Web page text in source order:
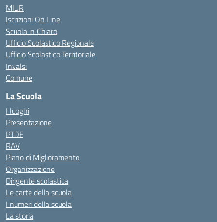
MIUR
Iscrizioni On Line
Scuola in Chiaro
Ufficio Scolastico Regionale
Ufficio Scolastico Territoriale
Invalsi
Comune
La Scuola
I luoghi
Presentazione
PTOF
RAV
Piano di Miglioramento
Organizzazione
Dirigente scolastica
Le carte della scuola
I numeri della scuola
La storia